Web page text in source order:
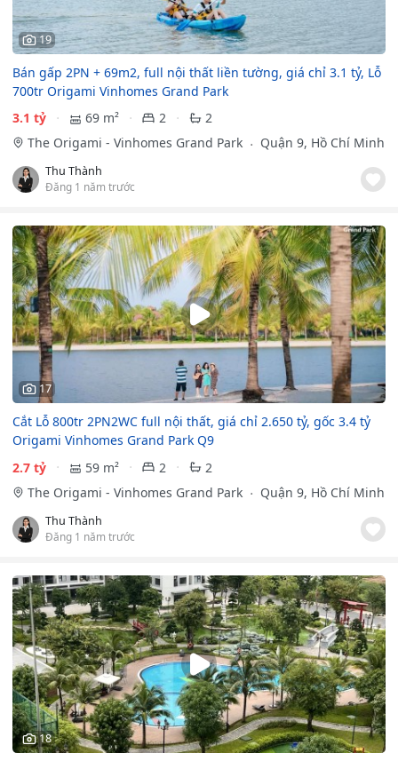
19
Bán gấp 2PN + 69m2, full nội thất liền tường, giá chỉ 3.1 tỷ, Lỗ
700tr Origami Vinhomes Grand Park
3.1 tỷ
69 m² 2
2
The Origami - Vinhomes Grand Park
Quận 9, Hồ Chí Minh
Thu Thành
Đăng 1 năm trước
17
Cắt Lỗ 800tr 2PN2WC full nội thất, giá chỉ 2.650 tỷ, gốc 3.4 tỷ
Origami Vinhomes Grand Park Q9
2.7 tỷ
59 m² 2
2
The Origami - Vinhomes Grand Park
Quận 9, Hồ Chí Minh
Thu Thành
Đăng 1 năm trước
18